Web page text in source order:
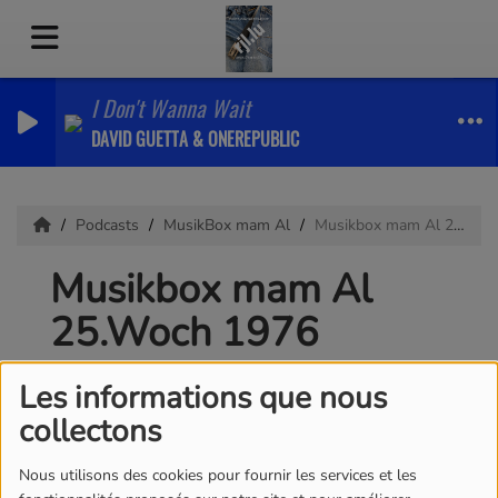
Les informations que nous
collectons
Nous utilisons des cookies pour fournir les services et les
I Don't Wanna Wait
DAVID GUETTA & ONEREPUBLIC
Podcasts MusikBox mam Al Musikbox mam Al 25.Woch 1976
Musikbox mam Al
25.Woch 1976